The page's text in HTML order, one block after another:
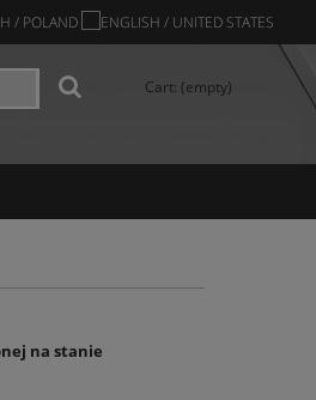
Cart: (empty)
na stanie